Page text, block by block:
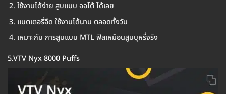
ใช้งานได้ง่าย สูบแบบ ออโต้ ได้เลย
แบตเตอรี่อึด ใช้งานได้นาน ตลอดทั้งวัน
เหมาะกับ การสูบแบบ MTL ฟิลเหมือนสูบบุหรี่จริง
5.VTV Nyx 8000 Puffs